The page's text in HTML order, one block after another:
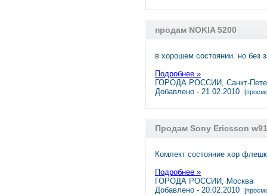
продам NOKIA 5200
в хорошем состоянии. но без
Подробнее »
ГОРОДА РОССИИ, Санкт-
Добавлено - 21.02.2010
Продам Sony Ericsson
Комлект состояние хор
Подробнее »
ГОРОДА РОССИИ, Москва
Добавлено - 20.02.2010